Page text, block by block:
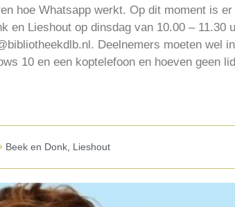
hoe Whatsapp werkt. Op dit moment is
en Lieshout op dinsdag van 10.00 – 11.30
Deelnemers moeten wel
10 en een koptelefoon en hoeven geen
Beek en Donk Lieshout